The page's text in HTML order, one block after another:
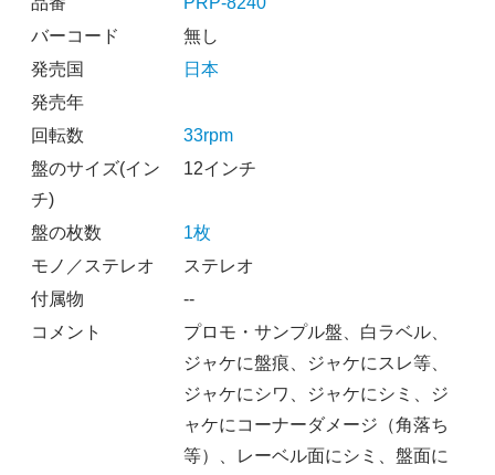
バーコード
無し
発売国
日本
発売年
回転数
33rpm
盤のサイズ(イン
チ)
12インチ
盤の枚数
1枚
モノ／ステレオ
ステレオ
付属物
--
コメント
プロモ・サンプル盤、白ラベル、
ジャケに盤痕、ジャケにスレ等、
ジャケにシワ、ジャケにシミ、ジ
ャケにコーナーダメージ（角落ち
等）、レーベル面にシミ、盤面に